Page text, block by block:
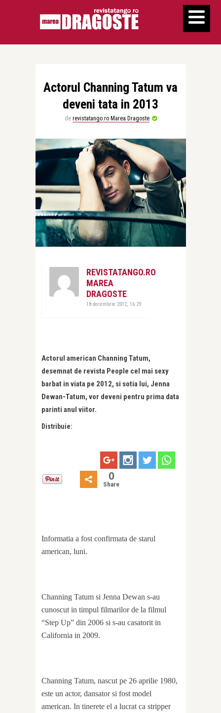
Actorul Channing Tatum va
deveni tata in 2013
de revistatango.ro Marea Dragoste
REVISTATANGO.RO
MAREA
DRAGOSTE
18 decembrie 2012, 16:29
Actorul american Channing Tatum,
desemnat de revista People cel mai sexy
barbat in viata pe 2012, si sotia lui, Jenna
Dewan-Tatum, vor deveni pentru prima data
parinti anul viitor.
Distribuie:
0
Share
Informatia a fost confirmata de starul
american, luni.
Channing Tatum si Jenna Dewan s-au
cunoscut in timpul filmarilor de la filmul
“Step Up” din 2006 si s-au casatorit in
California in 2009.
Channing Tatum, nascut pe 26 aprilie 1980,
este un actor, dansator si fost model
american. In tinerete el a lucrat ca stripper